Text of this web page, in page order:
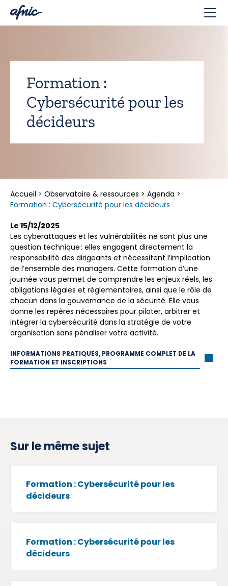
Formation :
Cybersécurité pour les
décideurs
Accueil > Observatoire & ressources > Agenda >
Formation : Cybersécurité pour les décideurs
Le 15/12/2025
Les cyberattaques et les vulnérabilités ne sont plus une
question technique : elles engagent directement la
responsabilité des dirigeants et nécessitent l’implication
de l’ensemble des managers. Cette formation d’une
journée vous permet de comprendre les enjeux réels, les
obligations légales et réglementaires, ainsi que le rôle de
chacun dans la gouvernance de la sécurité. Elle vous
donne les repères nécessaires pour piloter, arbitrer et
intégrer la cybersécurité dans la stratégie de votre
organisation sans pénaliser votre activité.
INFORMATIONS PRATIQUES, PROGRAMME COMPLET DE LA
FORMATION ET INSCRIPTIONS
Sur le même sujet
Formation : Cybersécurité pour les
décideurs
Formation : Cybersécurité pour les
décideurs
Panneau de gestion des cookies